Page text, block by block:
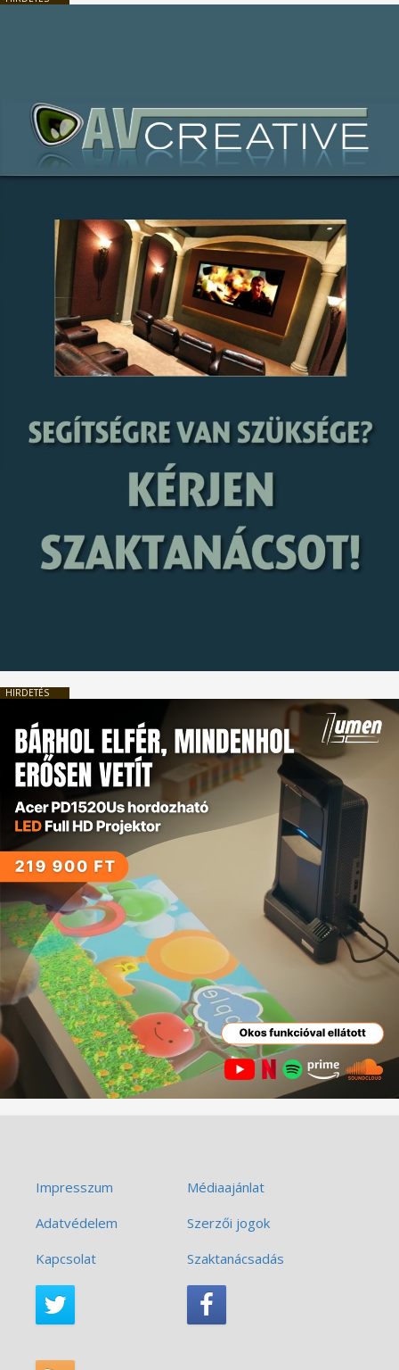
HIRDETÉS
Impresszum
Médiaajánlat
Adatvédelem
Szerzői jogok
Kapcsolat
Szaktanácsadás